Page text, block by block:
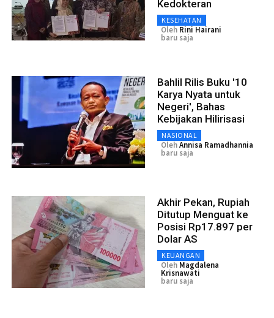
Kedokteran
KESEHATAN
Oleh Rini Hairani
baru saja
Bahlil Rilis Buku '10
Karya Nyata untuk
Negeri', Bahas
Kebijakan Hilirisasi
NASIONAL
OlehAnnisa Ramadhannia
baru saja
Akhir Pekan, Rupiah
Ditutup Menguat ke
Posisi Rp17.897 per
Dolar AS
KEUANGAN
Oleh Magdalena
Krisnawati
baru saja